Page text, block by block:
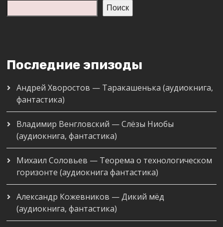
Поиск
Последние эпизоды
Андрей Хворостов — Таракашенька (аудиокнига,
фантастика)
Владимир Венгловский — Слёзы Ниобы
(аудиокнига, фантастика)
Михаил Соловьев — Теорема о технологическом
горизонте (аудиокнига фантастика)
Александр Кожевников — Дикий мёд
(аудиокнига, фантастика)